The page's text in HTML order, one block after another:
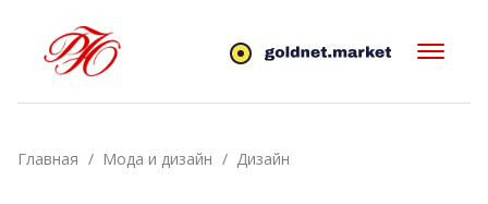
Главная Мода и дизайн Дизайн